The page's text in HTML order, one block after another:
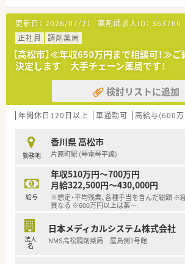
【法人特徴について】
■全国に120店舗以上をすべて直営で展開
期連続で増収増益を達成している安定企業
■1990年に日本初の医療モールを誕生さ
もって医療に貢献することを理念に掲げて
■営業利益率は約10％と非常に高く、無借
るため、将来にわたって安心して長く働け
【求人情報について】
■年収は450万円から600万円の範囲で相
■エリア限定勤務の方でも月額20,000円
るなど、各種手当が非常に手厚いのが特徴で
■昇給率は年4.4％から5.8％と業界内でも
おり、頑張りが給与に直結する仕組みがあ
【勤務実態について】
■月8日の休みと祝日に加え、夏期や冬期
■残業時間は月平均で3.8時間程度と非常
支給されるためサービス残業の心配もあり
■サマーホリデー制度を利用して最大7連
更新日： 2026/07/21 薬剤師求人ID： 363766
正社員
調剤薬局
【高松市】≪年収650万円まで相談可！≫ご
決定します 大手チェーン薬局です！
検討リストに追加
年間休日120日以上 車通勤可 高給与(600
勤務地
香川県 高松市
片原町駅 (琴電琴平線)
給与
年収510万円～700万円
月給322,500円～430,000円
※想定・平均残業、各種手当を含んだ総額 ※
異なる ※600万円以上は薬…
法人
名
日本メディカルシステム株式会社
NMS高松調剤薬局 屋島側1号館